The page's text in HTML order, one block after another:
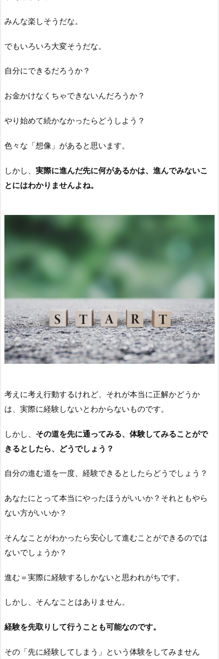
みんな楽しそうだな。
でもいろいろ大変そうだな。
自分にできるだろうか？
お金かけなくちゃできないんだろうか？
やり始めて続かなかったらどうしよう？
色々な「想像」があると思います。
しかし、 実際に進んだ先に何があるかは、進んでみないこ
とにはわかりませんよね。
考えに考え行動するけれど、それが本当に正解かどうか
は、実際に経験しないとわからないものです。
しかし、 その道を先に通ってみる、体験してみることがで
きるとしたら、どうでしょう？
自分の進む道を一度、経験できるとしたらどうでしょう？
あなたにとって本当にやったほうがいいか？それともやら
ない方がいいか？
そんなことがわかったら安心して進むことができるのでは
ないでしょうか？
進む＝実際に経験するしかないと思われがちです。
しかし、そんなことはありません。
経験を先取りして行うことも可能なのです。
その「先に経験してしまう」という体験をしてみません